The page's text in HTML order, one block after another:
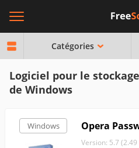
Catégories
Logiciel pour le
de Windows
Windows Opera
Version: 5.7 (2.49